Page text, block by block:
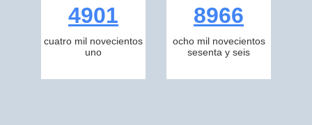
4901
cuatro mil novecientos
uno
8966
ocho mil novecientos
sesenta y seis